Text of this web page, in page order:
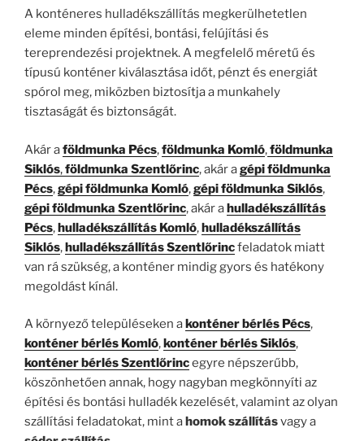
A konténeres hulladékszállítás megkerülhetetlen
eleme minden építési, bontási, felújítási és
tereprendezési projektnek. A megfelelő méretű és
típusú konténer kiválasztása időt, pénzt és energiát
spórol meg, miközben biztosítja a munkahely
tisztaságát és biztonságát.
Akár aföldmunka Pécs,földmunka Komló,földmunka
Siklós,földmunka Szentlőrinc, akár agépi földmunka
Pécs,gépi földmunka Komló,gépi földmunka Siklós,
gépi földmunka Szentlőrinc, akár ahulladékszállítás
Pécs,hulladékszállítás Komló,hulladékszállítás
Siklós,hulladékszállítás Szentlőrincfeladatok miatt
van rá szükség, a konténer mindig gyors és hatékony
megoldást kínál.
A környező településeken akonténer bérlés Pécs,
konténer bérlés Komló,konténer bérlés Siklós,
konténer bérlés Szentlőrincegyre népszerűbb,
köszönhetően annak, hogy nagyban megkönnyíti az
építési és bontási hulladék kezelését, valamint az olyan
szállítási feladatokat, mint ahomok szállításvagy a